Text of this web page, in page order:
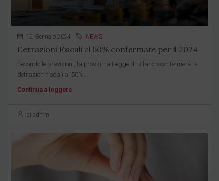
12 Gennaio 2024 NEWS
Detrazioni Fiscali al 50% confermate per il 2024
Secondo le previsioni, la prossima Legge di Bilancio confermerà le
detrazioni fiscali al 50%...
Continua a leggere
di admin